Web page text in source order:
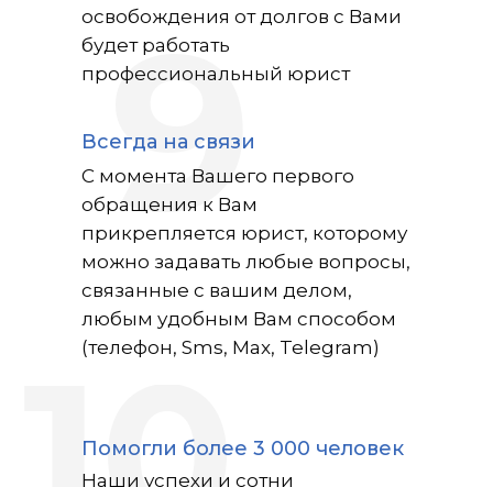
9
Всегда на связи
освобождения от долгов с Вами
будет работать
профессиональный юрист
С момента Вашего первого
обращения к Вам
прикрепляется юрист, которому
можно задавать любые вопросы,
связанные с вашим делом,
любым удобным Вам способом
(телефон, Sms, Max, Telegram)
Помогли более 3 000 человек
Наши успехи и сотни